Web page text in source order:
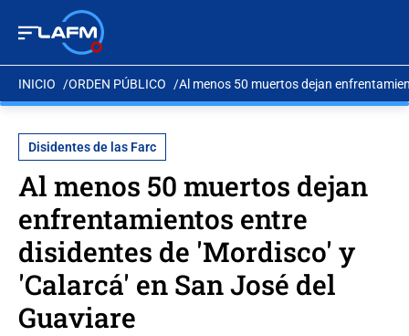
INICIO ORDEN PÚBLICO Al menos 50 muertos dejan
Disidentes de las Farc
Al menos 50 muertos dejan
enfrentamientos entre
disidentes de 'Mordisco' y
'Calarcá' en San José del
Guaviare